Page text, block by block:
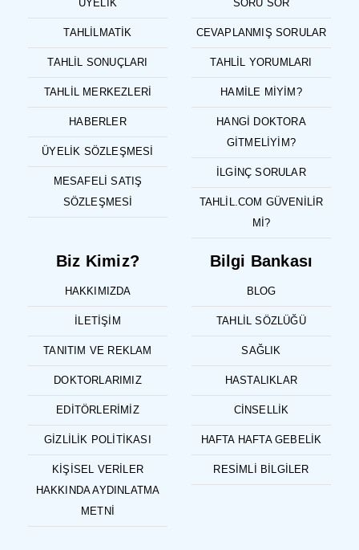
ÜYELIK
TAHLILMATIK
TAHLIL SONUÇLARI
TAHLIL MERKEZLERI
HABERLER
ÜYELIK SÖZLEŞMESI
MESAFELI SATIŞ
SÖZLEŞMESI
SORU SOR
CEVAPLANMIŞ SORULAR
TAHLIL YORUMLARI
HAMILE MIYIM?
HANGI DOKTORA
GITMELIYIM?
İLGINÇ SORULAR
TAHLIL.COM GÜVENILIR
MI?
Biz Kimiz?
HAKKIMIZDA
İLETIŞIM
TANITIM VE REKLAM
DOKTORLARIMIZ
EDITÖRLERIMIZ
GIZLILIK POLITIKASI
KIŞISEL VERILER
HAKKINDA AYDINLATMA
METNI
Bilgi Bankası
BLOG
TAHLIL SÖZLÜĞÜ
SAĞLIK
HASTALIKLAR
CINSELLIK
HAFTA HAFTA GEBELIK
RESIMLI BILGILER